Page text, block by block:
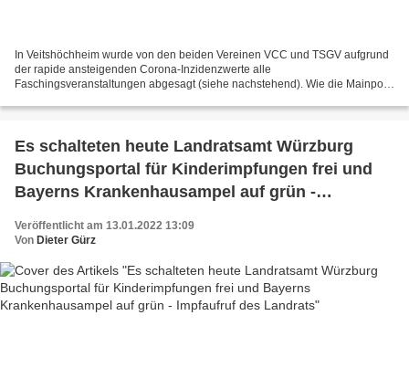
In Veitshöchheim wurde von den beiden Vereinen VCC und TSGV aufgrund
der rapide ansteigenden Corona-Inzidenzwerte alle
Faschingsveranstaltungen abgesagt (siehe nachstehend). Wie die Mainpost
Es schalteten heute Landratsamt Würzburg
Buchungsportal für Kinderimpfungen frei und
Bayerns Krankenhausampel auf grün -
Veröffentlicht am 13.01.2022 13:09
Von Dieter Gürz